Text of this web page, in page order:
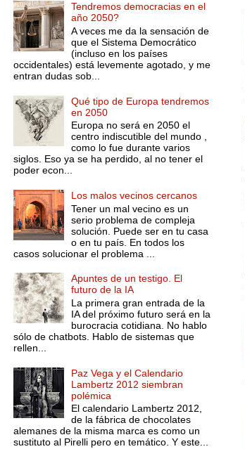
Tendremos democracias en el
año 2050?
A veces me da la sensación de
que el Sistema Democrático
(incluso en los países
occidentales) está levemente agotado, y me
entran dudas sob...
Qué tipo de Europa tendremos
en 2050
Europa no será en 2050 el
centro indiscutible del mundo ,
como lo fue durante varios
siglos. Eso ya se ha perdido, al no tener el
poder econ...
Los malos vecinos cercanos
Tener un mal vecino es un
serio problema de compleja
solución. Puede ser en tu casa
o en tu país. En todos los
casos solucionar el problema ...
Apuntes de un testigo. El
futuro de la IA
La primera gran entrada de la
IA del próximo futuro será en la
burocracia cotidiana. No hablo
sólo de chatbots. Hablo de sistemas que
rellen...
Paz Vega y el Calendario
Lambertz 2012 siembran
polémica
El calendario Lambertz 2012,
de la fábrica de chocolates
alemanes de la misma marca es como un
sustituto al Pirelli pero en temático. Y este...